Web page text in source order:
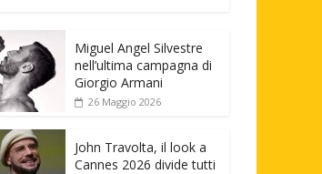
Miguel Angel Silvestre
nell’ultima campagna di
Giorgio Armani
26 Maggio 2026
John Travolta, il look a
Cannes 2026 divide tutti